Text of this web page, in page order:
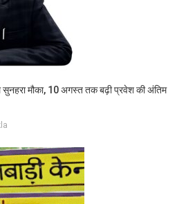
मौका, 10 अगस्त तक बढ़ी प्रवेश की अंतिम